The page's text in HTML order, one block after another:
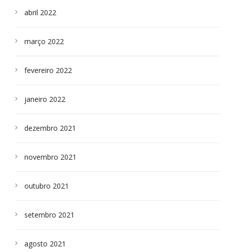
abril 2022
março 2022
fevereiro 2022
janeiro 2022
dezembro 2021
novembro 2021
outubro 2021
setembro 2021
agosto 2021